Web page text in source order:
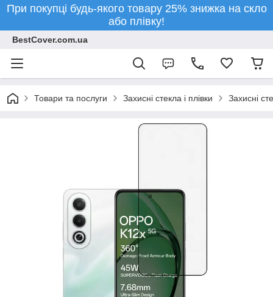
При покупці будь-якого товару 25% знижка на скло
або плівку!
BestCover.com.ua
Товари та послуги Захисні стекла і плівки Захисні